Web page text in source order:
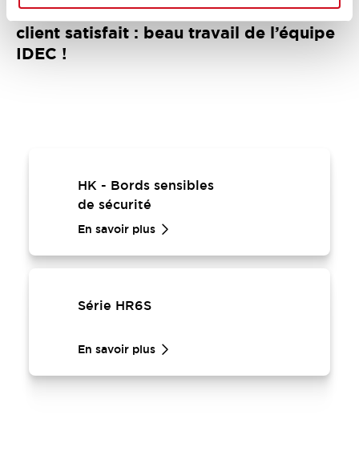
👍 Une solution performante pour un
client satisfait : beau travail de l’équipe
IDEC !
HK - Bords sensibles
de sécurité
En savoir plus
Série HR6S
En savoir plus